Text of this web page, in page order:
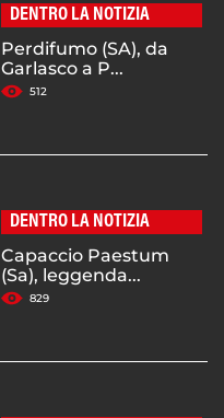
DENTRO LA NOTIZIA
Perdifumo (SA), da
Garlasco a P...
512
DENTRO LA NOTIZIA
Capaccio Paestum
(Sa), leggenda...
829